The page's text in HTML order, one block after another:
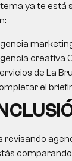
ya te está
creativa
de La
el
revisando